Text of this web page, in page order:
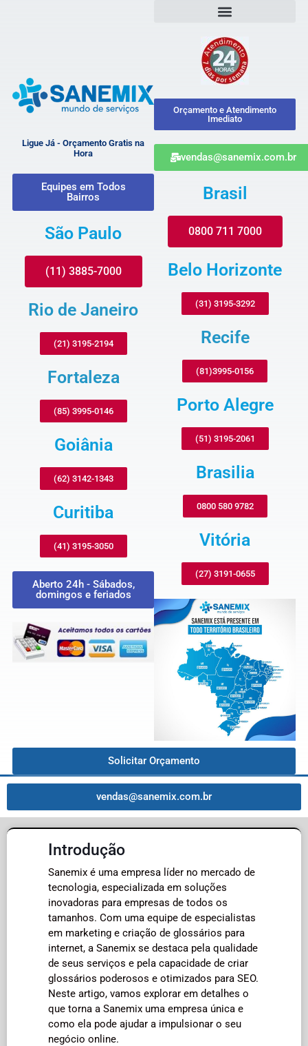
Ligue Já - Orçamento Gratis na
Hora
Equipes em Todos
Bairros
São Paulo
(11) 3885-7000
Rio de Janeiro
(21) 3195-2194
Fortaleza
(85) 3995-0146
Goiânia
(62) 3142-1343
Curitiba
(41) 3195-3050
Aberto 24h - Sábados,
domingos e feriados
Orçamento e Atendimento
Imediato
vendas@sanemix.com.br
Brasil
0800 711 7000
Belo Horizonte
(31) 3195-3292
Recife
(81)3995-0156
Porto Alegre
(51) 3195-2061
Brasilia
0800 580 9782
Vitória
(27) 3191-0655
Solicitar Orçamento
vendas@sanemix.com.br
Introdução
Sanemix é uma empresa líder no mercado de
tecnologia, especializada em soluções
inovadoras para empresas de todos os
tamanhos. Com uma equipe de especialistas
em marketing e criação de glossários para
internet, a Sanemix se destaca pela qualidade
de seus serviços e pela capacidade de criar
glossários poderosos e otimizados para SEO.
Neste artigo, vamos explorar em detalhes o
que torna a Sanemix uma empresa única e
como ela pode ajudar a impulsionar o seu
negócio online.